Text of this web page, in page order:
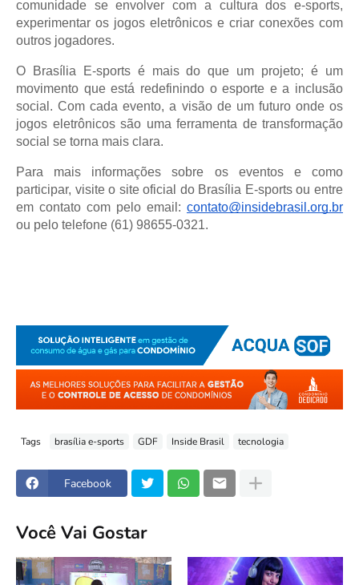
comunidade se envolver com a cultura dos e-sports,
experimentar os jogos eletrônicos e criar conexões com
outros jogadores.
O Brasília E-sports é mais do que um projeto; é um
movimento que está redefinindo o esporte e a inclusão
social. Com cada evento, a visão de um futuro onde os
jogos eletrônicos são uma ferramenta de transformação
social se torna mais clara.
Para mais informações sobre os eventos e como
participar, visite o site oficial do Brasília E-sports ou entre
em contato com pelo email: contato@insidebrasil.org.br
ou pelo telefone (61) 98655-0321.
Tags brasília e-sports GDF Inside Brasil tecnologia
Facebook
Você Vai Gostar